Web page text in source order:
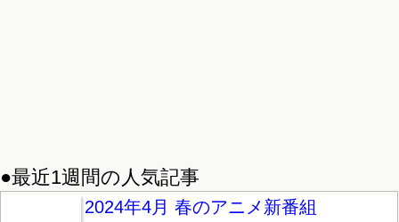
●最近1週間の人気記事
2024年4月 春のアニメ新番組